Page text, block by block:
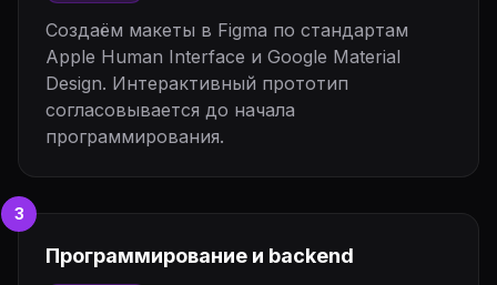
Создаём макеты в Figma по стандартам
Apple Human Interface и Google Material
Design. Интерактивный прототип
согласовывается до начала
программирования.
3
Программирование и backend